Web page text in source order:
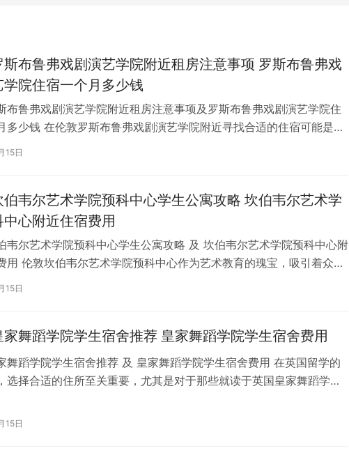
斯布鲁弗戏剧演艺学院附近租房注意事项 罗斯布鲁弗戏
学院住宿一个月多少钱
布鲁弗戏剧演艺学院附近租房注意事项及罗斯布鲁弗戏剧演艺学院住
多少钱 在伦敦罗斯布鲁弗戏剧演艺学院附近寻找合适的住宿可能是留
的一项关键任务。为了帮助您顺利完成…
15日
伯韦尔艺术学院预科中心学生公寓攻略 坎伯韦尔艺术学
中心附近住宿费用
韦尔艺术学院预科中心学生公寓攻略 及 坎伯韦尔艺术学院预科中心附
用 伦敦坎伯韦尔艺术学院预科中心作为艺术教育的瑰宝，吸引着众多
15日
家舞蹈学院学生宿舍推荐 皇家舞蹈学院学生宿舍费用
舞蹈学院学生宿舍推荐 及 皇家舞蹈学院学生宿舍费用 在英国留学的
选择合适的住所至关重要，尤其是对于那些就读于英国皇家舞蹈学院
15日